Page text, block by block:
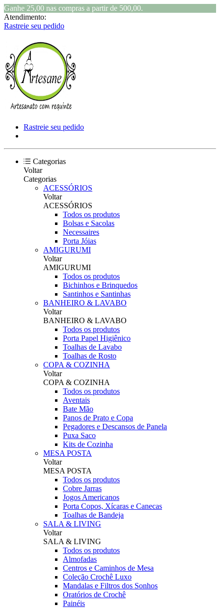
Ganhe 25,00 nas compras a partir de 500,00.
Atendimento:
Rastreie seu pedido
Rastreie seu pedido
Categorias
Voltar
Categorias
ACESSÓRIOS
Voltar
ACESSÓRIOS
Todos os produtos
Bolsas e Sacolas
Necessaires
Porta Jóias
AMIGURUMI
Voltar
AMIGURUMI
Todos os produtos
Bichinhos e Brinquedos
Santinhos e Santinhas
BANHEIRO & LAVABO
Voltar
BANHEIRO & LAVABO
Todos os produtos
Porta Papel Higiênico
Toalhas de Lavabo
Toalhas de Rosto
COPA & COZINHA
Voltar
COPA & COZINHA
Todos os produtos
Aventais
Bate Mão
Panos de Prato e Copa
Pegadores e Descansos de Panela
Puxa Saco
Kits de Cozinha
MESA POSTA
Voltar
MESA POSTA
Todos os produtos
Cobre Jarras
Jogos Americanos
Porta Copos, Xícaras e Canecas
Toalhas de Bandeja
SALA & LIVING
Voltar
SALA & LIVING
Todos os produtos
Almofadas
Centros e Caminhos de Mesa
Coleção Crochê Luxo
Mandalas e Filtros dos Sonhos
Oratórios de Crochê
Painéis